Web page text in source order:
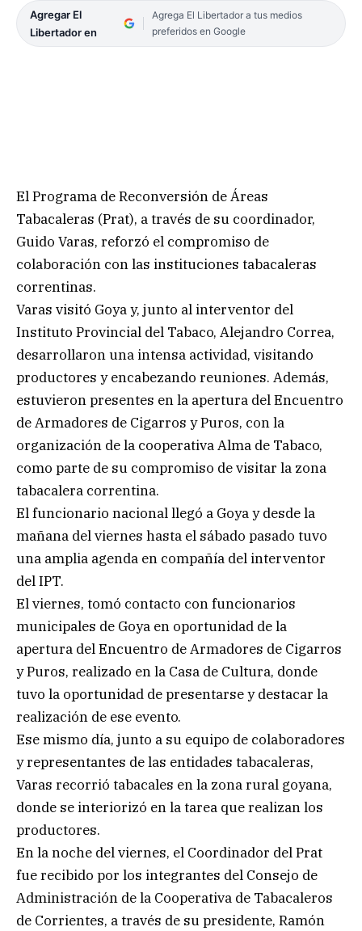
Agregar El
Libertador en
Agrega El Libertador a tus medios
preferidos en Google
El Programa de Reconversión de Áreas
Tabacaleras (Prat), a través de su coordinador,
Guido Varas, reforzó el compromiso de
colaboración con las instituciones tabacaleras
correntinas.
Varas visitó Goya y, junto al interventor del
Instituto Provincial del Tabaco, Alejandro Correa,
desarrollaron una intensa actividad, visitando
productores y encabezando reuniones. Además,
estuvieron presentes en la apertura del Encuentro
de Armadores de Cigarros y Puros, con la
organización de la cooperativa Alma de Tabaco,
como parte de su compromiso de visitar la zona
tabacalera correntina.
El funcionario nacional llegó a Goya y desde la
mañana del viernes hasta el sábado pasado tuvo
una amplia agenda en compañía del interventor
del IPT.
El viernes, tomó contacto con funcionarios
municipales de Goya en oportunidad de la
apertura del Encuentro de Armadores de Cigarros
y Puros, realizado en la Casa de Cultura, donde
tuvo la oportunidad de presentarse y destacar la
realización de ese evento.
Ese mismo día, junto a su equipo de colaboradores
y representantes de las entidades tabacaleras,
Varas recorrió tabacales en la zona rural goyana,
donde se interiorizó en la tarea que realizan los
productores.
En la noche del viernes, el Coordinador del Prat
fue recibido por los integrantes del Consejo de
Administración de la Cooperativa de Tabacaleros
de Corrientes, a través de su presidente, Ramón